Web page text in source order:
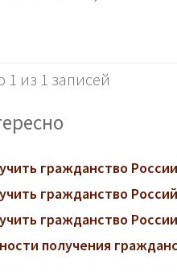
1 из 1 записей
гражданство
гражданство
гражданство
получения